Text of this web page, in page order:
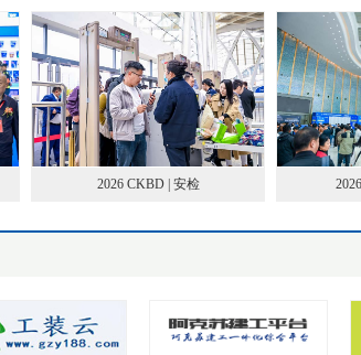
2026 CKBD | 安检 2026